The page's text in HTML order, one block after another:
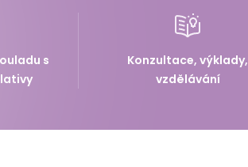
s
Konzultace, výklady,
vzdělávání